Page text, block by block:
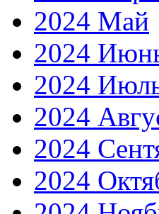
2024 Май
2024
2024
2024
2024
2024